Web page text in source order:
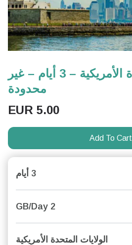
الولايات المتحدة الأمريكية – 3 أيام – غير
محدودة
EUR 5.00
Add To Cart
3 أيام
2 GB/Day
الولايات المتحدة الأمريكية